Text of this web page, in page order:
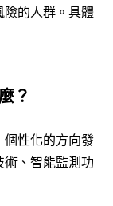
的人群。具體
？
性化的方向發
、智能監測功